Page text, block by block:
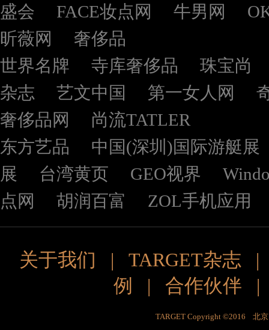
盛会
FACE妆点网 牛男网
昕薇网
奢侈品
世界名牌
寺库奢侈品
珠宝尚
杂志
艺文中国 第一女人网
奢侈品网
尚流TATLER
东方艺品
中国(深圳)国际游艇展
展
台湾黄页 GEO视界
点网
胡润百富 ZOL手机应用
关于我们 | TARGET杂志
例
| 合作伙伴
TARGET Copyright ©2016 北